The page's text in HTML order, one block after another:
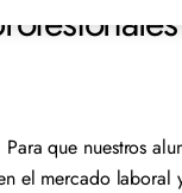
que nuestros
el mercado laboral